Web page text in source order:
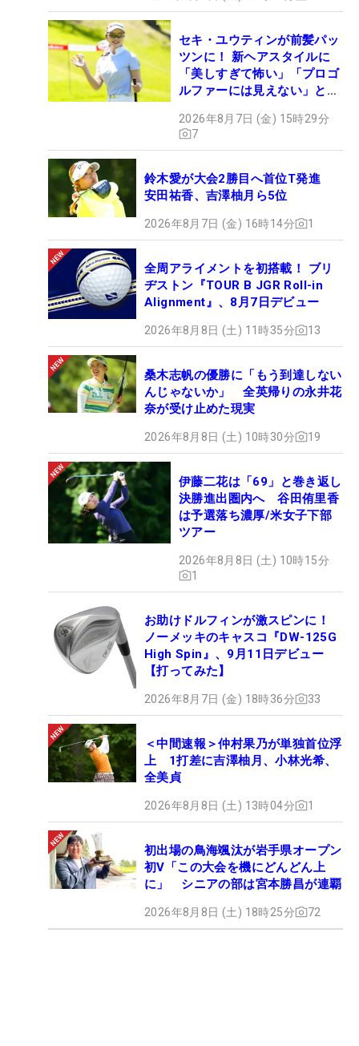
セキ・ユウティンが前髪パッ
ツンに！ 新ヘアスタイルに
「美しすぎて怖い」「プロゴ
ルファーには見えない」とコ
2026年8月7日 (金) 15時29分
7
鈴木愛が大会2勝目へ首位T発進
安田祐香、吉澤柚月ら5位
2026年8月7日 (金) 16時14分 1
全周アライメントを初搭載！ ブリ
ヂストン『TOUR B JGR Roll-in
Alignment』、8月7日デビュー
2026年8月8日 (土) 11時35分 13
桑木志帆の優勝に「もう到達しない
んじゃないか」 全英帰りの永井花
奈が受け止めた現実
2026年8月8日 (土) 10時30分 19
伊藤二花は「69」と巻き返し
決勝進出圏内へ 谷田侑里香
は予選落ち濃厚/米女子下部
ツアー
2026年8月8日 (土) 10時15分
1
お助けドルフィンが激スピンに！
ノーメッキのキャスコ『DW-125G
High Spin』、9月11日デビュー
【打ってみた】
2026年8月7日 (金) 18時36分 33
＜中間速報＞仲村果乃が単独首位浮
上 1打差に吉澤柚月、小林光希、
全美貞
2026年8月8日 (土) 13時04分 1
初出場の鳥海颯汰が岩手県オープン
初V「この大会を機にどんどん上
に」 シニアの部は宮本勝昌が連覇
2026年8月8日 (土) 18時25分 72